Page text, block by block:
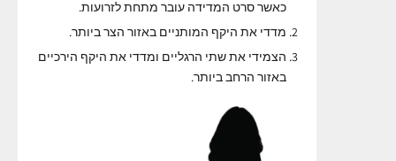
כאשר סרט המדידה עובר מתחת לזרועות.
מדדי את היקף המותניים באזור הצר ביותר.
הצמידי את שתי הרגליים ומדדי את היקף הירכיים
באזור הרחב ביותר.